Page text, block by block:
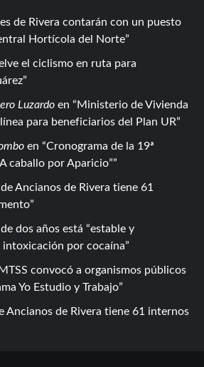
de Rivera contarán con un puesto
Hortícola del Norte
el ciclismo en ruta para
Luzardo en
Ministerio de Vivienda
para beneficiarios del Plan UR
en
Cronograma de la 19ª
caballo por Aparicio”
Ancianos de Rivera tiene 61
dos años está “estable y
intoxicación por cocaína
MTSS convocó a organismos públicos
Yo Estudio y Trabajo
Ancianos de Rivera tiene 61 internos